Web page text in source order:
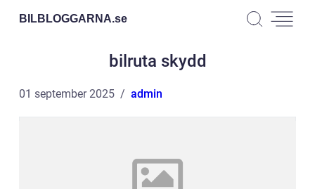
BILBLOGGARNA.se
bilruta skydd
01 september 2025 admin